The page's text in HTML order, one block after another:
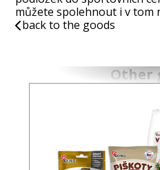
můžete spolehnout i v tom
back to the goods
Other